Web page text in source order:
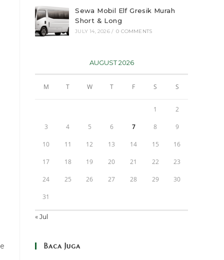
Sewa Mobil Elf Gresik Murah
Short & Long
JULY 14, 2026 / 0 COMMENTS
AUGUST 2026
M T W T F S S
1 2
3 4 5 6 7 8 9
10 11 12 13 14 15 16
17 18 19 20 21 22 23
24 25 26 27 28 29 30
31
« Jul
Baca Juga